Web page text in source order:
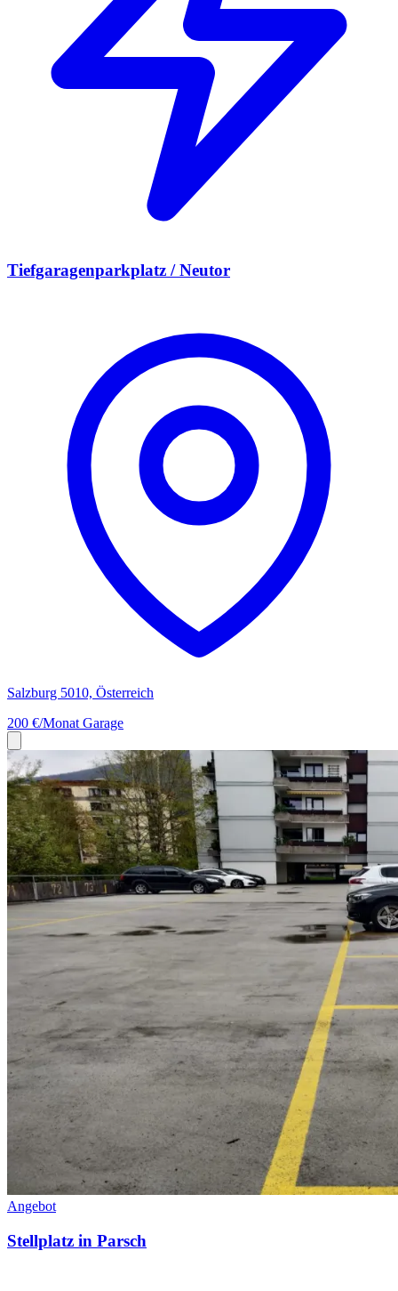
Tiefgaragenparkplatz / Neutor
Salzburg 5010, Österreich
200 €/Monat Garage
Angebot
Stellplatz in Parsch